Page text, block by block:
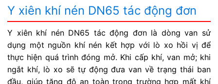
Y xiên khí nén DN65 tác động đơn
Y xiên khí nén DN65 tác động đơn là dòng van sử
dụng một nguồn khí nén kết hợp với lò xo hồi vị để
thực hiện quá trình đóng mở. Khi cấp khí, van mở; khi
ngắt khí, lò xo sẽ tự động đưa van về trạng thái ban
đầu, giúp tăng độ an toàn trong trường hợp mất khí